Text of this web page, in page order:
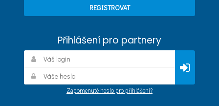
Přihlášení pro partnery
Zapomenuté heslo pro přihlášení?